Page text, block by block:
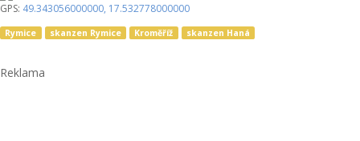
GPS: 49.343056000000, 17.532778000000
Rymice skanzen Rymice Kroměříž skanzen Haná
Reklama